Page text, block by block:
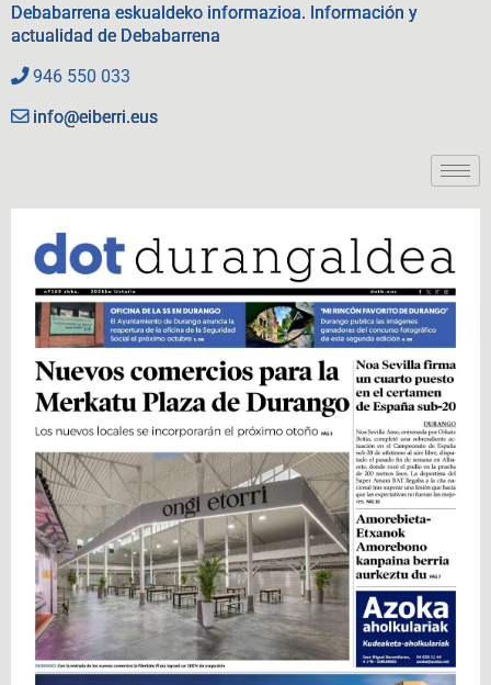
Debabarrena eskualdeko informazioa. Información y
actualidad de Debabarrena
946 550 033
info@eiberri.eus